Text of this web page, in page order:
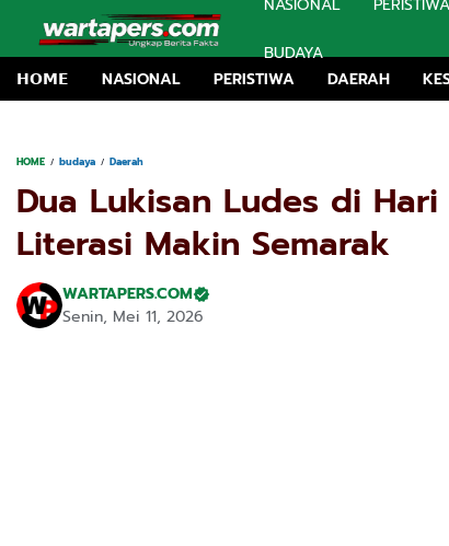
BUDAYA
𝗛𝗢𝗠𝗘
NASIONAL PERISTIWA DAERAH
HOME budaya Daerah
Dua Lukisan Ludes di
Literasi Makin Semarak
WARTAPERS.COM
Senin, Mei 11, 2026